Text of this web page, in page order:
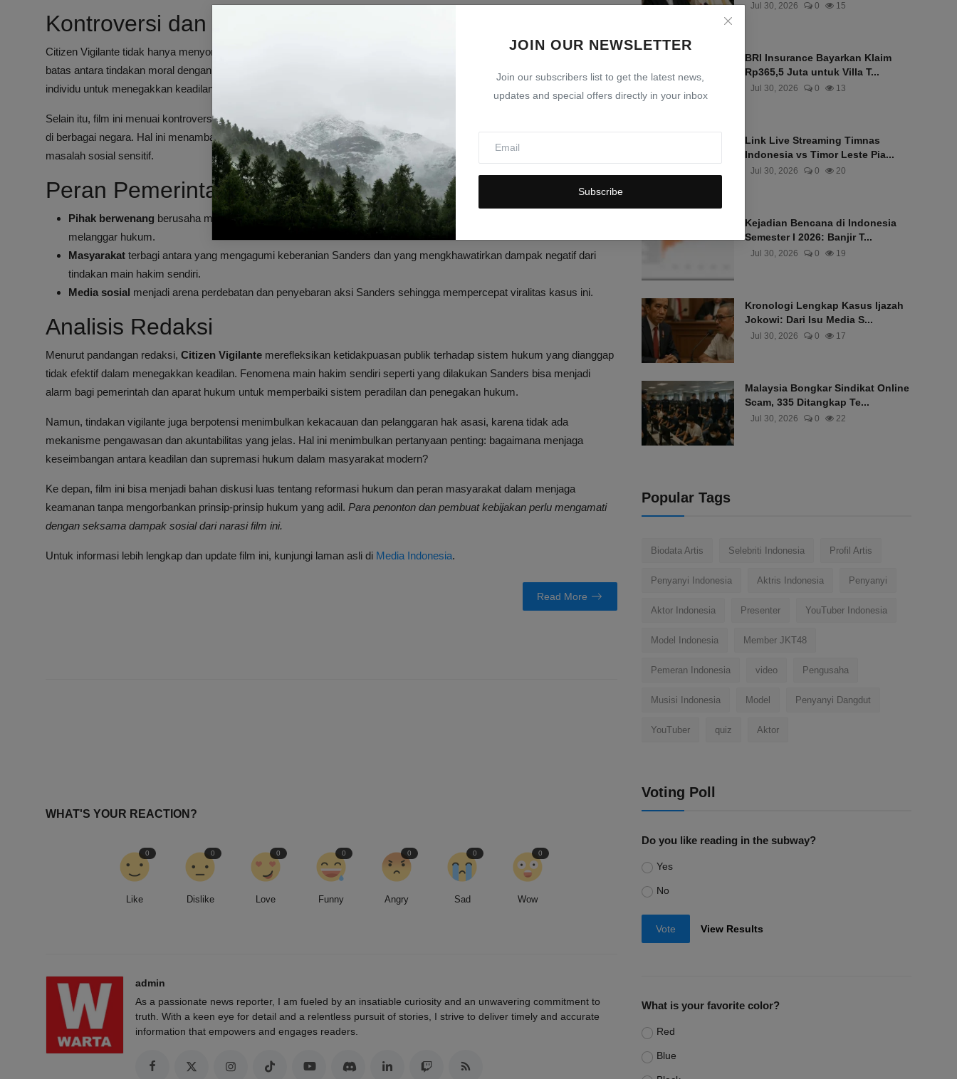
JOIN OUR NEWSLETTER
Join our subscribers list to get the latest news,
updates and special offers directly in your inbox
Subscribe
Kontroversi dan Tema Film
Citizen Vigilante tidak hanya menyoroti tema keadilan dan main hakim sendiri, tetapi juga membuka perdebatan mengenai
batas antara tindakan moral dengan pelanggaran hukum. Film ini menyajikan dilema etis yang kompleks, di mana tindakan
individu untuk menegakkan keadilan bisa berujung pada kekacauan sosial.
Selain itu, film ini menuai kontroversi karena penggambaran isu imigrasi dan kekerasan yang dianggap memicu perdebatan
di berbagai negara. Hal ini menambah lapisan diskusi mengenai bagaimana film dapat mempengaruhi opini publik terkait
masalah sosial sensitif.
Peran Pemerintah dan Respons Masyarakat
Pihak berwenang berusaha mengejar dan menangkap Sanders untuk menghentikan aksinya yang dianggap
melanggar hukum.
Masyarakat terbagi antara yang mengagumi keberanian Sanders dan yang mengkhawatirkan dampak negatif dari
tindakan main hakim sendiri.
Media sosial menjadi arena perdebatan dan penyebaran aksi Sanders sehingga mempercepat viralitas kasus ini.
Analisis Redaksi
Menurut pandangan redaksi, Citizen Vigilante merefleksikan ketidakpuasan publik terhadap sistem hukum yang dianggap
tidak efektif dalam menegakkan keadilan. Fenomena main hakim sendiri seperti yang dilakukan Sanders bisa menjadi
alarm bagi pemerintah dan aparat hukum untuk memperbaiki sistem peradilan dan penegakan hukum.
Namun, tindakan vigilante juga berpotensi menimbulkan kekacauan dan pelanggaran hak asasi, karena tidak ada
mekanisme pengawasan dan akuntabilitas yang jelas. Hal ini menimbulkan pertanyaan penting: bagaimana menjaga
keseimbangan antara keadilan dan supremasi hukum dalam masyarakat modern?
Ke depan, film ini bisa menjadi bahan diskusi luas tentang reformasi hukum dan peran masyarakat dalam menjaga
keamanan tanpa mengorbankan prinsip-prinsip hukum yang adil. Para penonton dan pembuat kebijakan perlu mengamati
dengan seksama dampak sosial dari narasi film ini.
Untuk informasi lebih lengkap dan update film ini, kunjungi laman asli di Media Indonesia.
Read More
WHAT'S YOUR REACTION?
Like
0
Dislike
0
Love
0
Funny
0
Angry
0
Sad
0
Wow
0
admin
As a passionate news reporter, I am fueled by an insatiable curiosity and an unwavering commitment to
truth. With a keen eye for detail and a relentless pursuit of stories, I strive to deliver timely and accurate
information that empowers and engages readers.
Jul 30, 2026 0 15
BRI Insurance Bayarkan Klaim
Rp365,5 Juta untuk Villa T...
Jul 30, 2026 0 13
Link Live Streaming Timnas
Indonesia vs Timor Leste Pia...
Jul 30, 2026 0 20
Kejadian Bencana di Indonesia
Semester I 2026: Banjir T...
Jul 30, 2026 0 19
Kronologi Lengkap Kasus Ijazah
Jokowi: Dari Isu Media S...
Jul 30, 2026 0 17
Malaysia Bongkar Sindikat Online
Scam, 335 Ditangkap Te...
Jul 30, 2026 0 22
Popular Tags
Biodata Artis Selebriti Indonesia Profil Artis
Penyanyi Indonesia Aktris Indonesia Penyanyi
Aktor Indonesia Presenter YouTuber Indonesia
Model Indonesia Member JKT48
Pemeran Indonesia video Pengusaha
Musisi Indonesia Model Penyanyi Dangdut
YouTuber quiz Aktor
Voting Poll
Do you like reading in the subway?
Yes
No
Vote View Results
What is your favorite color?
Red
Blue